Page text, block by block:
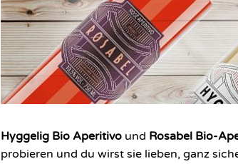
Hyggelig Bio Aperitivo und Rosabel Bio-
probieren und du wirst sie lieben, ganz